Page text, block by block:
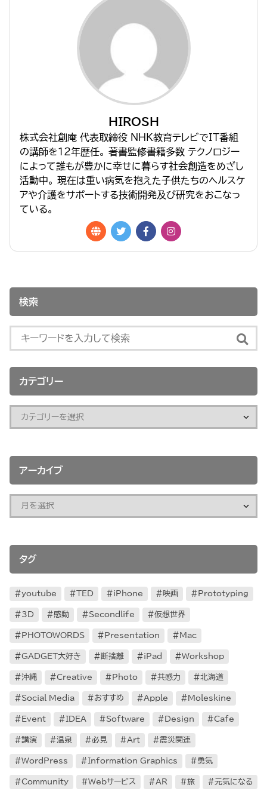
HIROSH
株式会社創庵 代表取締役 NHK教育テレビでIT番組
の講師を１２年歴任。 著書監修書籍多数 テクノロジー
によって誰もが豊かに幸せに暮らす社会創造をめざし
活動中。 現在は重い病気を抱えた子供たちのヘルスケ
アや介護をサポートする技術開発及び研究をおこなっ
ている。
検索
カテゴリー
アーカイブ
タグ
youtube TED iPhone 映画 Prototyping
3D 感動 Secondlife 仮想世界
PHOTOWORDS Presentation Mac
GADGET大好き 断捨離 iPad Workshop
沖縄 Creative Photo 共感力 北海道
Social Media おすすめ Apple Moleskine
Event IDEA Software Design Cafe
講演 温泉 必見 Art 震災関連
WordPress Information Graphics 勇気
Community Webサービス AR 旅 元気になる